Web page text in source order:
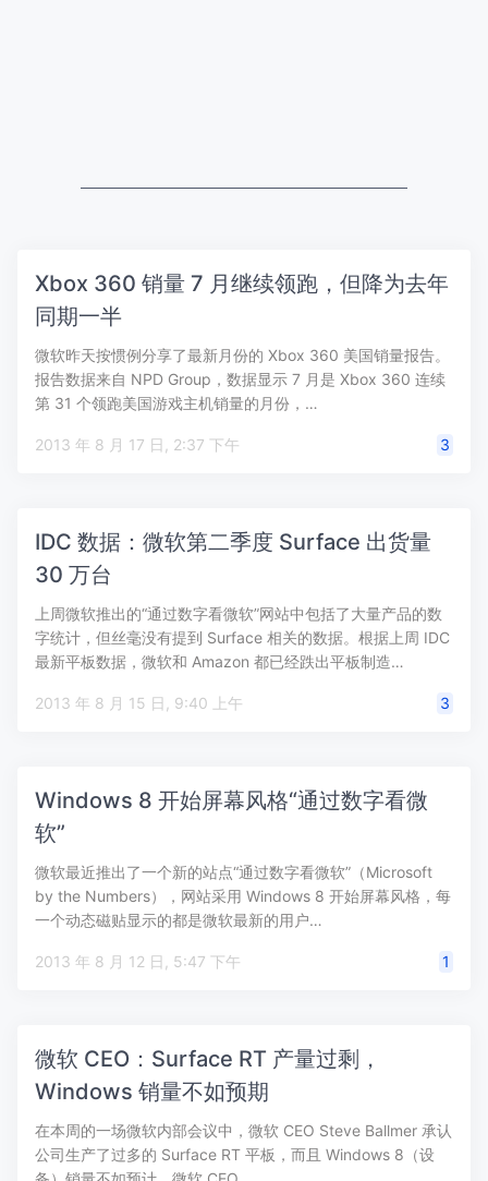
Xbox 360 销量 7 月继续领跑，但降为去年
同期一半
微软昨天按惯例分享了最新月份的 Xbox 360 美国销量报告。
报告数据来自 NPD Group，数据显示 7 月是 Xbox 360 连续
第 31 个领跑美国游戏主机销量的月份，…
2013 年 8 月 17 日, 2:37 下午 3
IDC 数据：微软第二季度 Surface 出货量
30 万台
上周微软推出的“通过数字看微软”网站中包括了大量产品的数
字统计，但丝毫没有提到 Surface 相关的数据。根据上周 IDC
最新平板数据，微软和 Amazon 都已经跌出平板制造…
2013 年 8 月 15 日, 9:40 上午 3
Windows 8 开始屏幕风格“通过数字看微
软”
微软最近推出了一个新的站点“通过数字看微软”（Microsoft
by the Numbers），网站采用 Windows 8 开始屏幕风格，每
一个动态磁贴显示的都是微软最新的用户…
2013 年 8 月 12 日, 5:47 下午 1
微软 CEO：Surface RT 产量过剩，
Windows 销量不如预期
在本周的一场微软内部会议中，微软 CEO Steve Ballmer 承认
公司生产了过多的 Surface RT 平板，而且 Windows 8（设